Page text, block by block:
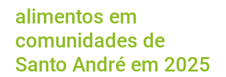
alimentos em
comunidades de
Santo André em 2025